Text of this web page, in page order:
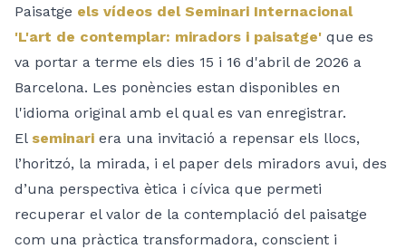
Paisatge els vídeos del Seminari Internacional
'L'art de contemplar: miradors i paisatge' que es
va portar a terme els dies 15 i 16 d'abril de 2026 a
Barcelona. Les ponències estan disponibles en
l'idioma original amb el qual es van enregistrar.
El seminari era una invitació a repensar els llocs,
l’horitzó, la mirada, i el paper dels miradors avui, des
d’una perspectiva ètica i cívica que permeti
recuperar el valor de la contemplació del paisatge
com una pràctica transformadora, conscient i